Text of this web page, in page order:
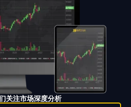
关注市场深度分析